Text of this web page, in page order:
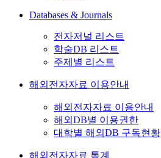
Databases & Journals
전자저널 리스트
학술DB 리스트
주제별 리스트
해외전자자료 이용안내
해외전자자료 이용안내
해외DB별 이용권한
대학별 해외DB 구독현황
해외전자자료 통계